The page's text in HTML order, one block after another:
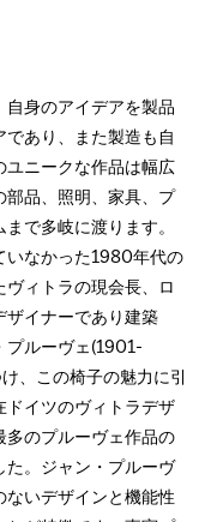
自身のアイデアを製品
あり、また製造も自
ユニークな作品は幅広
部品、照明、家具、プ
で多岐に渡ります。
いなかった1980年代の
ィトラの現会長、ロ
ザイナーであり建築
プルーヴェ(1901-
、この椅子の魅力に引
ドイツのヴィトラデザ
多のプルーヴェ作品の
た。ジャン・プルーヴ
ないデザインと機能性